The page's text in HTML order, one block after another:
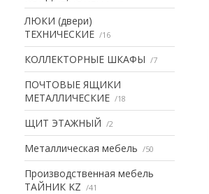
ЛЮКИ (двери)
ТЕХНИЧЕСКИЕ
16
КОЛЛЕКТОРНЫЕ ШКАФЫ 7
ПОЧТОВЫЕ ЯЩИКИ
МЕТАЛЛИЧЕСКИЕ
18
ЩИТ ЭТАЖНЫЙ 2
Металлическая мебель 50
Производственная мебель
ТАЙНИК KZ
41